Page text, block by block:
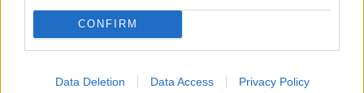
CONFIRM
Data Deletion Data Access Privacy Policy